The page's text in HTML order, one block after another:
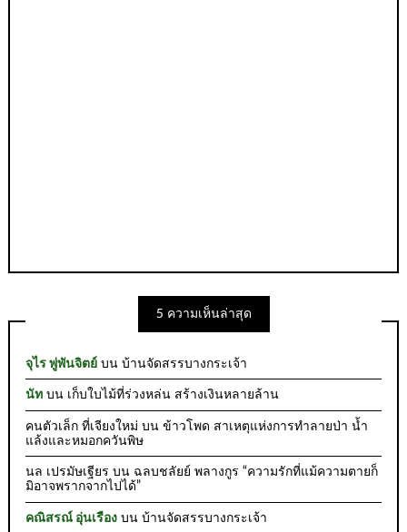
5 ความเห็นล่าสุด
จุไร พู่พันจิตย์ บนบ้านจัดสรรบางกระเจ้า
นัท บน เก็บใบไม้ที่ร่วงหล่น สร้างเงินหลายล้าน
คนตัวเล็ก ที่เจียงใหม่ บนข้าวโพด สาเหตุแห่งการทำลายป่า น้ำ
แล้งและหมอกควันพิษ
นล เปรมัษเฐียร บน ฉลบชลัยย์ พลางกูร “ความรักที่แม้ความตายก็
มิอาจพรากจากไปได้”
คณิสรณ์ อุ่นเรือง บนบ้านจัดสรรบางกระเจ้า